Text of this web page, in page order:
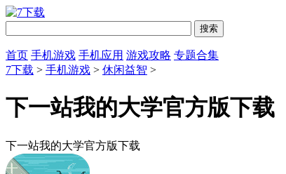
首页 手机游戏 手机应用 游戏攻略 专题合集
7下载 > 手机游戏 > 休闲益智 >
下一站我的大学官方版下载
下一站我的大学官方版下载